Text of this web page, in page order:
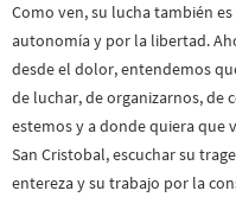
Como ven, su lucha también
autonomía y por la libertad.
desde el dolor, entendemos
de luchar, de organizarnos,
estemos y a donde quiera que
San Cristobal, escuchar su
entereza y su trabajo por la